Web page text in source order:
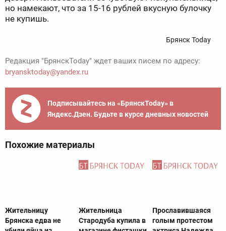
но намекают, что за 15-16 рублей вкусную булочку
не купишь.
Брянск Today
Редакция "БрянскToday" ждет ваших писем по адресу:
bryansktoday@yandex.ru
Подписывайтесь на «БрянскToday» в
Яндекс.Дзен. Будьте в курсе дневных новостей
Похожие материалы
Жительницу
Брянска едва не
Жительница
Стародуба купила в
Прославившаяся
голым протестом